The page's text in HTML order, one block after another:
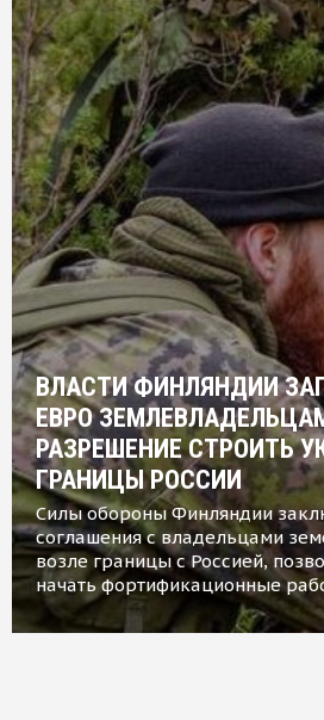
ВЛАСТИ ФИНЛЯНДИИ
ЕВРО
РАЗРЕШЕНИЕ СТРОИТЬ
ГРАНИЦЫ РОССИИ
Силы обороны Финляндии
соглашения с владельцами
возле границы с Россией,
начать фортификационные